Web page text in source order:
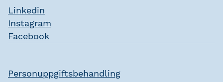
Linkedin
Instagram
Facebook
Personuppgiftsbehandling